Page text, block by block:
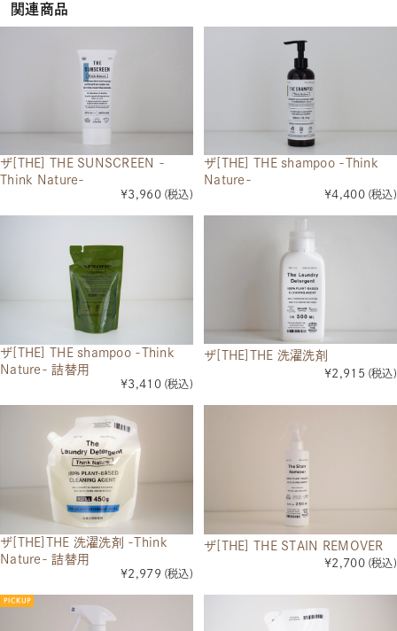
関連商品
ザ[THE] THE SUNSCREEN -
Think Nature-
¥3,960 (税込)
ザ[THE] THE shampoo -Think
Nature-
¥4,400 (税込)
ザ[THE] THE shampoo -Think
Nature- 詰替用
¥3,410 (税込)
ザ[THE]THE 洗濯洗剤
¥2,915 (税込)
ザ[THE]THE 洗濯洗剤 -Think
Nature- 詰替用
¥2,979 (税込)
ザ[THE] THE STAIN REMOVER
¥2,700 (税込)